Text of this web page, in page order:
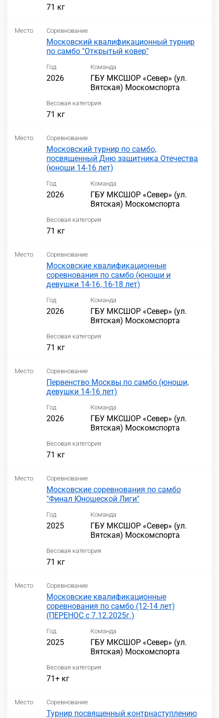
71 кг
Место Соревнование
Московский квалификационный турнир
по самбо "Открытый ковер"
Год
2026
Команда
ГБУ МКСШОР «Север» (ул.
Вятская) Москомспорта
Весовая категория
71 кг
Место Соревнование
Московский турнир по самбо,
посвященный Дню защитника Отечества
(юноши 14-16 лет)
Год
2026
Команда
ГБУ МКСШОР «Север» (ул.
Вятская) Москомспорта
Весовая категория
71 кг
Место Соревнование
Московские квалификационные
соревнования по самбо (юноши и
девушки 14-16, 16-18 лет)
Год
2026
Команда
ГБУ МКСШОР «Север» (ул.
Вятская) Москомспорта
Весовая категория
71 кг
Место Соревнование
Первенство Москвы по самбо (юноши,
девушки 14-16 лет)
Год
2026
Команда
ГБУ МКСШОР «Север» (ул.
Вятская) Москомспорта
Весовая категория
71 кг
Место Соревнование
Московские соревнования по самбо
"Финал Юношеской Лиги"
Год
2025
Команда
ГБУ МКСШОР «Север» (ул.
Вятская) Москомспорта
Весовая категория
71 кг
Место Соревнование
Московские квалификационные
соревнования по самбо (12-14 лет)
(ПЕРЕНОС с 7.12.2025г.)
Год
2025
Команда
ГБУ МКСШОР «Север» (ул.
Вятская) Москомспорта
Весовая категория
71+ кг
Место Соревнование
Турнир посвященный контрнаступлению